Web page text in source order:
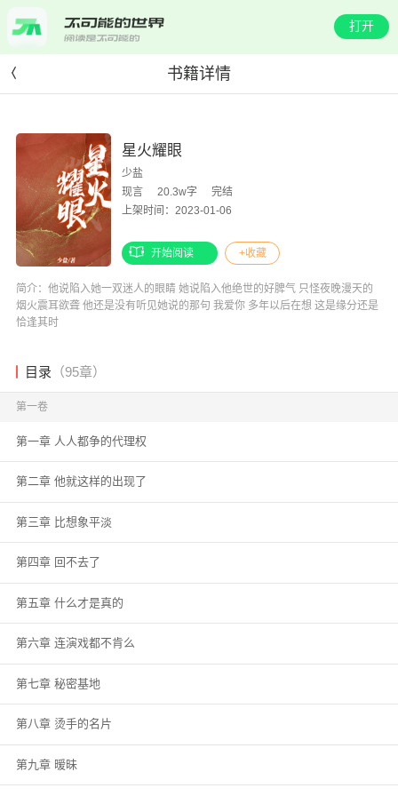
打开
书籍详情
星火耀眼
少盐
现言
20.3w字
完结
上架时间：2023-01-06
开始阅读 +收藏
简介：他说陷入她一双迷人的眼睛 她说陷入他绝世的好脾气 只怪夜晚漫天的
烟火震耳欲聋 他还是没有听见她说的那句 我爱你 多年以后在想 这是缘分还是
恰逢其时
目录 （95章）
第一卷
第一章 人人都争的代理权
第二章 他就这样的出现了
第三章 比想象平淡
第四章 回不去了
第五章 什么才是真的
第六章 连演戏都不肯么
第七章 秘密基地
第八章 烫手的名片
第九章 暧昧